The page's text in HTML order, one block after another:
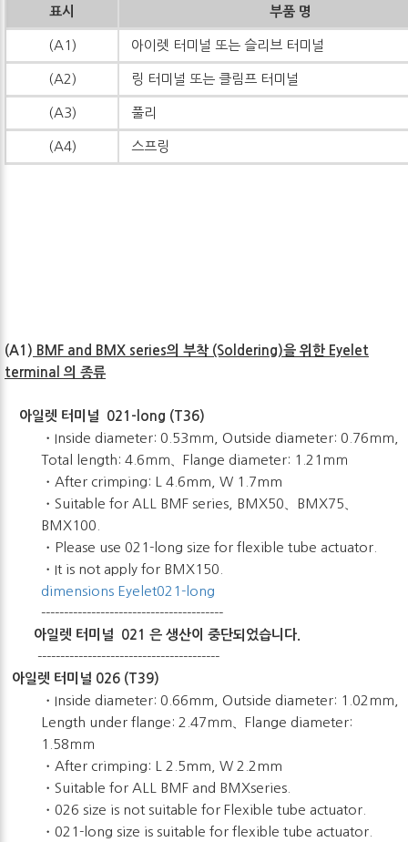
표시 부품 명
(A1) 아이렛 터미널 또는 슬리브 터미널
(A2) 링 터미널 또는 클림프 터미널
(A3) 풀리
(A4) 스프링
(A1) BMF and BMX series의 부착 (Soldering)을 위한 Eyelet
terminal 의 종류
아일렛 터미널 021-long (T36)
・Inside diameter: 0.53ｍｍ, Outside diameter: 0.76ｍｍ,
Total length: 4.6ｍｍ、Flange diameter: 1.21ｍｍ
・After crimping: L 4.6mm, W 1.7mm
・Suitable for ALL BMF series, BMX50、BMX75、
BMX100.
・Please use 021-long size for flexible tube actuator.
・It is not apply for BMX150.
dimensions Eyelet021-long
----------------------------------------
아일렛 터미널 021 은 생산이 중단되었습니다.
----------------------------------------
아일렛 터미널 026 (T39)
・Inside diameter: 0.66mm, Outside diameter: 1.02ｍｍ,
Length under flange: 2.47ｍｍ、Flange diameter:
1.58ｍｍ
・After crimping: L 2.5mm, W 2.2mm
・Suitable for ALL BMF and BMXseries.
・026 size is not suitable for Flexible tube actuator.
・021-long size is suitable for flexible tube actuator.